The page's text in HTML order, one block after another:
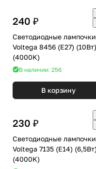
240 ₽
Светодиодные лампочки
Voltega 8456 (E27) (10Вт)
(4000K)
В наличии: 256
В корзину
230 ₽
Светодиодные лампочки
Voltega 7135 (E14) (6,5Вт)
(4000K)